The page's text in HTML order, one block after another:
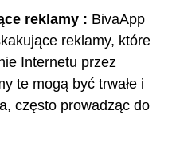
reklamy : BivaApp
reklamy, które
Internetu przez
te mogą być trwałe i
często prowadząc do